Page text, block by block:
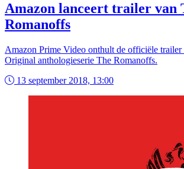
Amazon lanceert trailer van
Romanoffs
Amazon Prime Video onthult de officiële trailer
Original anthologieserie The Romanoffs.
13 september 2018, 13:00